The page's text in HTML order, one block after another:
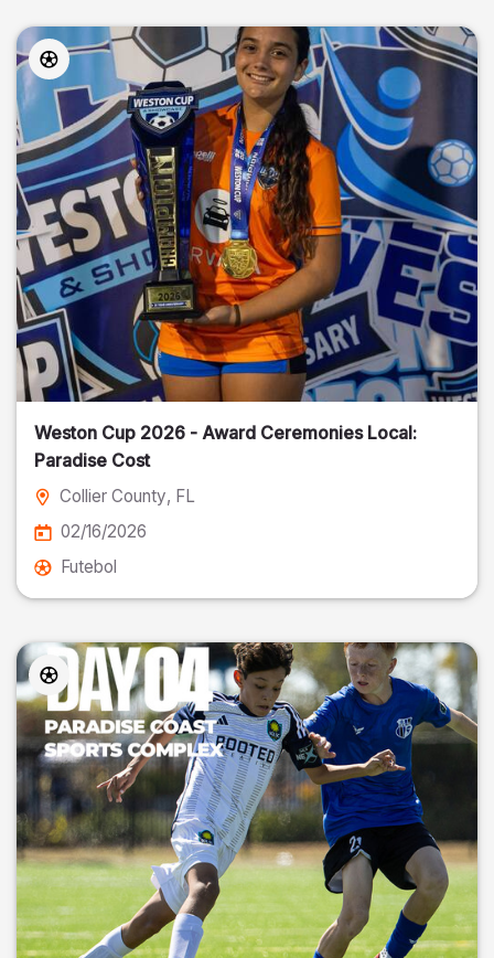
Weston Cup 2026 - Award Ceremonies Local:
Paradise Cost
Collier County, FL
02/16/2026
Futebol